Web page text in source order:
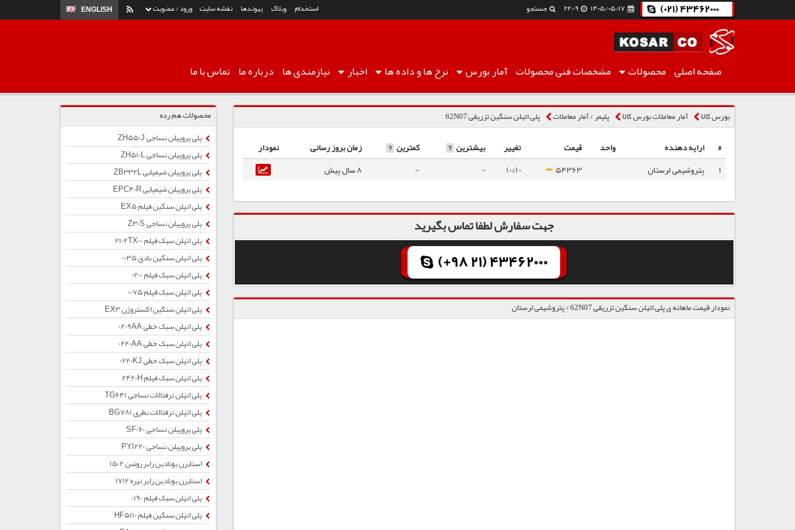
ورود / عضویت ENGLISH استخدام وبلاگ پیوندها نقشه سایت (021) 43462000
22:09 جستجو
صفحه اصلی محصولات مشخصات فنیمحصولات آماربورس نرخ هاو داده ها اخبار نیازمندی ها درباره ما تماس با ما پلی اتیلن سنگین تزریقی 62N07
بورس کالا آمار معاملات بورس کالا پلیمر / آمار معاملات پلی اتیلن سنگین تزریقی 62N07
# ارایه دهنده واحد قیمت تغییر بیشترین ? کمترین ? زمان بروز رسانی
نمودار
1
پتروشیمی لرستان 54363
0 (0%)
-
- 8 سال پیش
جهت سفارش لطفا تماس بگیرید
(+98 21) 43462000
نمودار قیمت ماهانه ی پلی اتیلن سنگین تزریقی 62N07 / پتروشیمی لرستان
محصولات هم رده
پلی پروپیلن نساجی ZH550J
پلی پروپیلن نساجی ZH510L
پلی پروپیلن شیمیایی ZB332L
پلی پروپیلن شیمیایی EPC40R
پلی اتیلن سنگین فیلم EX5
پلی پروپیلن نساجی Z30S
پلی اتیلن سبک فیلم 2102TX00
پلی اتیلن سنگین بادی 0035
پلی اتیلن سبک فیلم 0200
پلی اتیلن سبک فیلم 0075
پلی اتیلن سنگین اکستروژن EX3
پلی اتیلن سبک خطی 0209AA
پلی اتیلن سبک خطی 0220AA
پلی اتیلن سبک خطی 0220KJ
پلی اتیلن سبک فیلم 2420H
پلی اتیلن ترفتالات نساجی TG641
پلی اتیلن ترفتالات بطری BG781
پلی پروپیلن نساجی SF060
پلی پروپیلن نساجی PYI220
استایرن بوتادین رابر روشن 1502
استایرن بوتادین رابر تیره 1712
پلی اتیلن سبک فیلم 0190
پلی اتیلن سنگین فیلم HF5110